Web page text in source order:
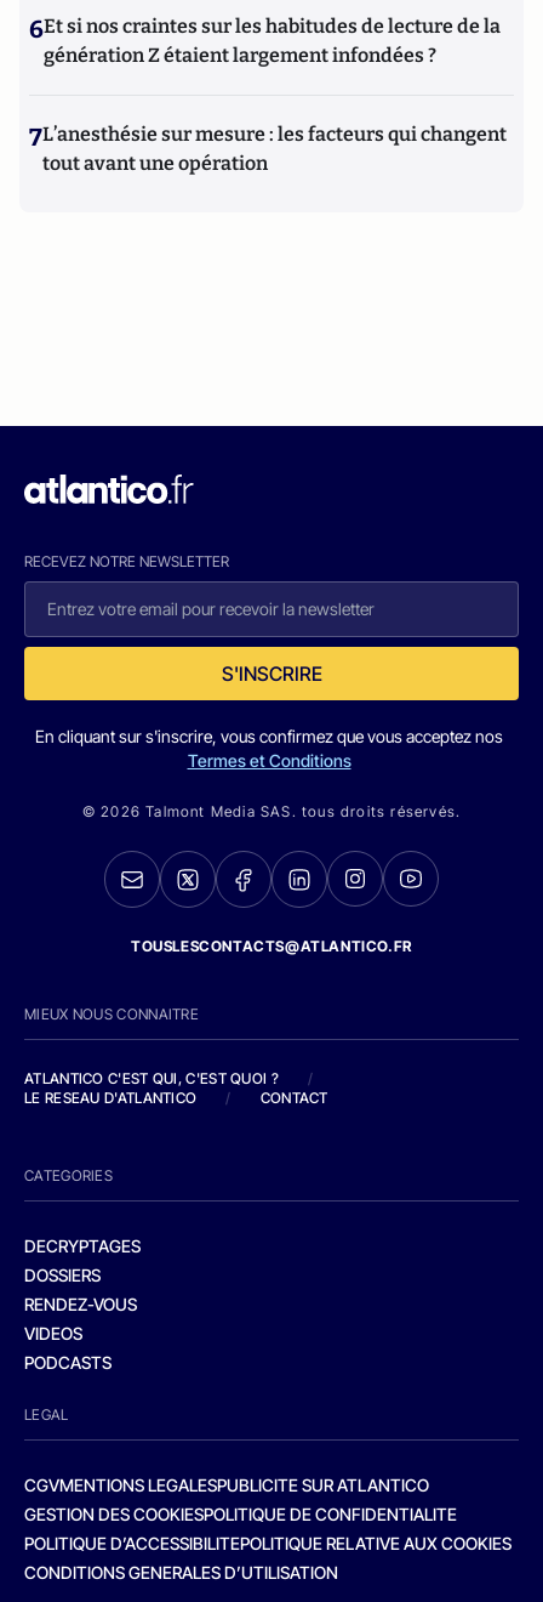
6Et si nos craintes sur les habitudes de lecture de la
génération Z étaient largement infondées ?
7L’anesthésie sur mesure : les facteurs qui changent
tout avant une opération
RECEVEZ NOTRE NEWSLETTER
S'INSCRIRE
En cliquant sur s'inscrire, vous confirmez que vous acceptez nos
Termes et Conditions
© 2026 Talmont Media SAS. tous droits réservés.
TOUSLESCONTACTS@ATLANTICO.FR
MIEUX NOUS CONNAITRE
ATLANTICO C'EST QUI, C'EST QUOI ?
/
LE RESEAU D'ATLANTICO
/ CONTACT
CATEGORIES
DECRYPTAGES
DOSSIERS
RENDEZ-VOUS
VIDEOS
PODCASTS
LEGAL
CGVMENTIONS LEGALESPUBLICITE SUR ATLANTICO
GESTION DES COOKIESPOLITIQUE DE CONFIDENTIALITE
POLITIQUE D’ACCESSIBILITEPOLITIQUE RELATIVE AUX COOKIES
CONDITIONS GENERALES D’UTILISATION